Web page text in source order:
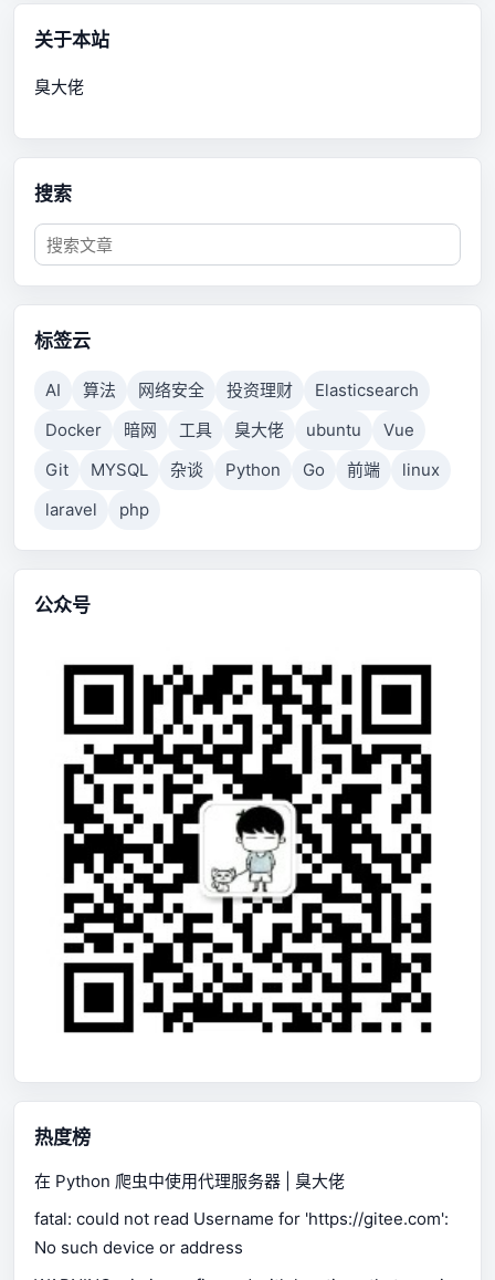
关于本站
臭大佬
搜索
标签云
AI 算法 网络安全 投资理财
Elasticsearch
Docker
暗网 工具 臭大佬 ubuntu
Vue
Git
MYSQL 杂谈 Python Go 前端
linux
laravel
php
公众号
热度榜
在 Python 爬虫中使用代理服务器 | 臭大佬
fatal: could not read Username for 'https://gitee.com':
No such device or address